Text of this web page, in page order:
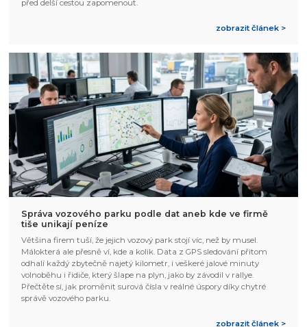
před delší cestou zapomenout.
zobrazit článek >
Správa vozového parku podle dat aneb kde ve firmě
tiše unikají peníze
Většina firem tuší, že jejich vozový park stojí víc, než by musel.
Málokterá ale přesně ví, kde a kolik. Data z GPS sledování přitom
odhalí každý zbytečně najetý kilometr, i veškeré jalové minuty
volnoběhu i řidiče, který šlape na plyn, jako by závodil v rallye.
Přečtěte si, jak proměnit surová čísla v reálné úspory díky chytré
správě vozového parku.
zobrazit článek >